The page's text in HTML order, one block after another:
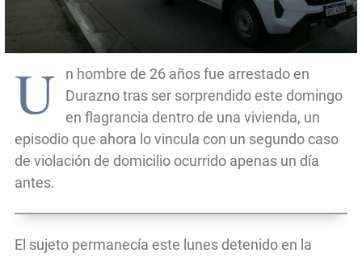
U
n hombre de 26 años fue arrestado en
Durazno tras ser sorprendido este domingo
en flagrancia dentro de una vivienda, un
episodio que ahora lo vincula con un segundo caso
de violación de domicilio ocurrido apenas un día
antes.
El sujeto permanecía este lunes detenido en la